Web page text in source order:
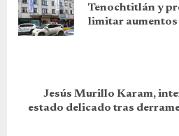
Tenochtitlán y
limitar aumentos
Jesús Murillo Karam,
estado delicado tras